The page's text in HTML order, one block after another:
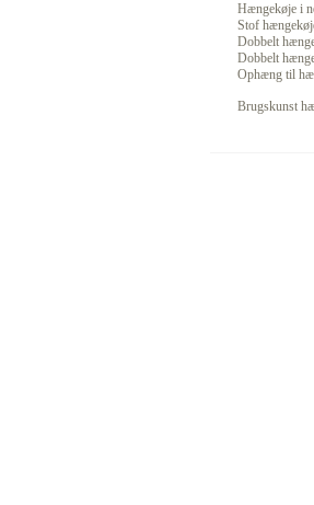
Hængekøje i
Stof
Dobbelt
Dobbelt
Ophæng til
Brugskunst